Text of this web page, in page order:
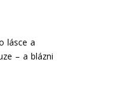
lásce a
– a blázni